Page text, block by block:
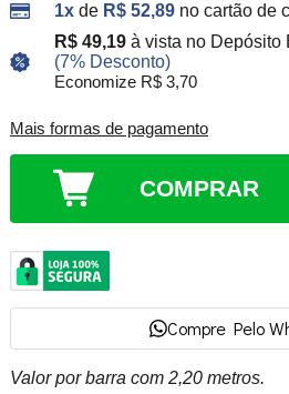
1xde R$ 52,89 no cartão de
R$ 49,19 à vista no Depósito
(7% Desconto)
Economize R$ 3,70
Mais formas de pagamento
COMPRAR
Compre Pelo
Valor por barra com 2,20 metros.